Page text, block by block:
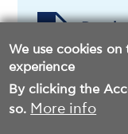
We use cookies
experience
By clicking the
so. More info